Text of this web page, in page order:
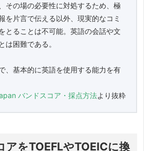
その場の必要性に対処するため、極
を片言で伝える以外、現実的なコミ
とることは不可能。英語の会話や文
は困難である。
、基本的に英語を使用する能力を有
バンドスコア・採点方法より抜粋
アをTOEFLやTOEICに換